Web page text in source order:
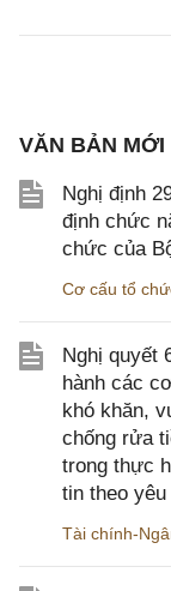
VĂN BẢN MỚI
Nghị định
định chức
chức của
Cơ cấu tổ
Nghị quyết
hành các
khó khăn,
chống rửa
trong thực
tin theo
Tài chính-